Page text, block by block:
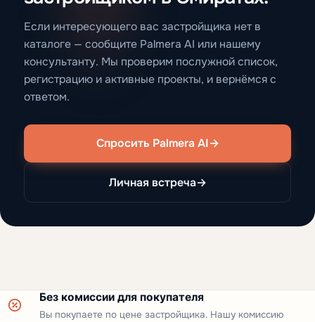
Если интересующего вас застройщика нет в
каталоге — сообщите Palmera AI или нашему
консультанту. Мы проверим послужной список,
регистрацию и активные проекты, и вернёмся с
ответом.
Спросить Palmera AI→
Личная встреча→
Без комиссии для покупателя
Вы покупаете по цене застройщика. Нашу комиссию